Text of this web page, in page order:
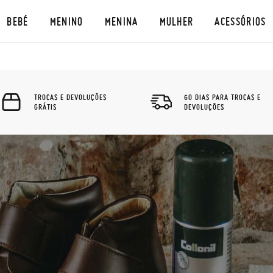
BEBÉ MENINO MENINA MULHER ACESSÓRIOS
TROCAS E DEVOLUÇÕES
GRÁTIS
60 DIAS PARA TROCAS E
DEVOLUÇÕES